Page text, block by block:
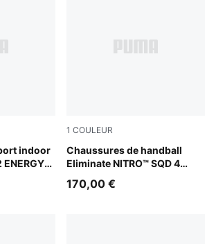
indoor
ENERGY
Squeeze-Electric Peppermint
1 COULEUR
Chaussures de handball
Eliminate NITRO™ SQD 4
PUMA White-Ultra Red-
170,00 €